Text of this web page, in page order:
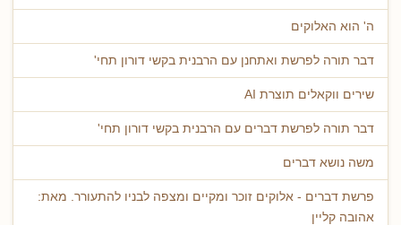
ה' הוא האלוקים
דבר תורה לפרשת ואתחנן עם הרבנית בקשי דורון תחי'
שירים ווקאלים תוצרת AI
דבר תורה לפרשת דברים עם הרבנית בקשי דורון תחי'
משה נושא דברים
פרשת דברים - אלוקים זוכר ומקיים ומצפה לבניו להתעורר. מאת:
אהובה קליין